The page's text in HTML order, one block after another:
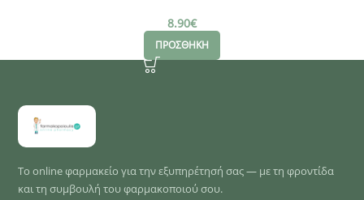
8.90€
ΠΡΟΣΘΗΚΗ
Το online φαρμακείο για την εξυπηρέτησή σας — με τη φροντίδα
και τη συμβουλή του φαρμακοποιού σου.